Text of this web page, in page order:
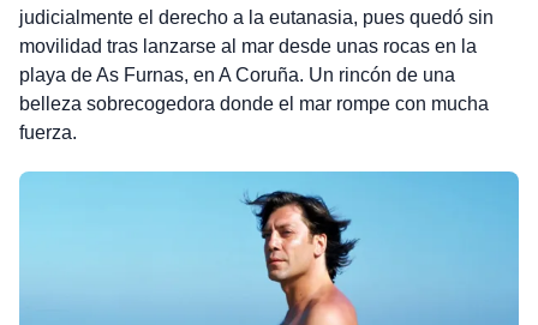
judicialmente el derecho a la eutanasia, pues quedó sin
movilidad tras lanzarse al mar desde unas rocas en la
playa de As Furnas, en A Coruña. Un rincón de una
belleza sobrecogedora donde el mar rompe con mucha
fuerza.